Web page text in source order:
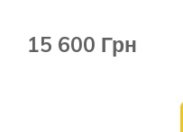
15 600 Грн